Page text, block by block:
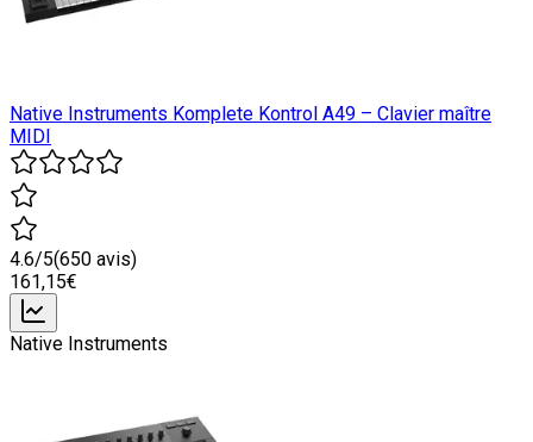
Native Instruments Komplete Kontrol A49 – Clavier maître
MIDI
4.6/5(650 avis)
161,15€
Native Instruments